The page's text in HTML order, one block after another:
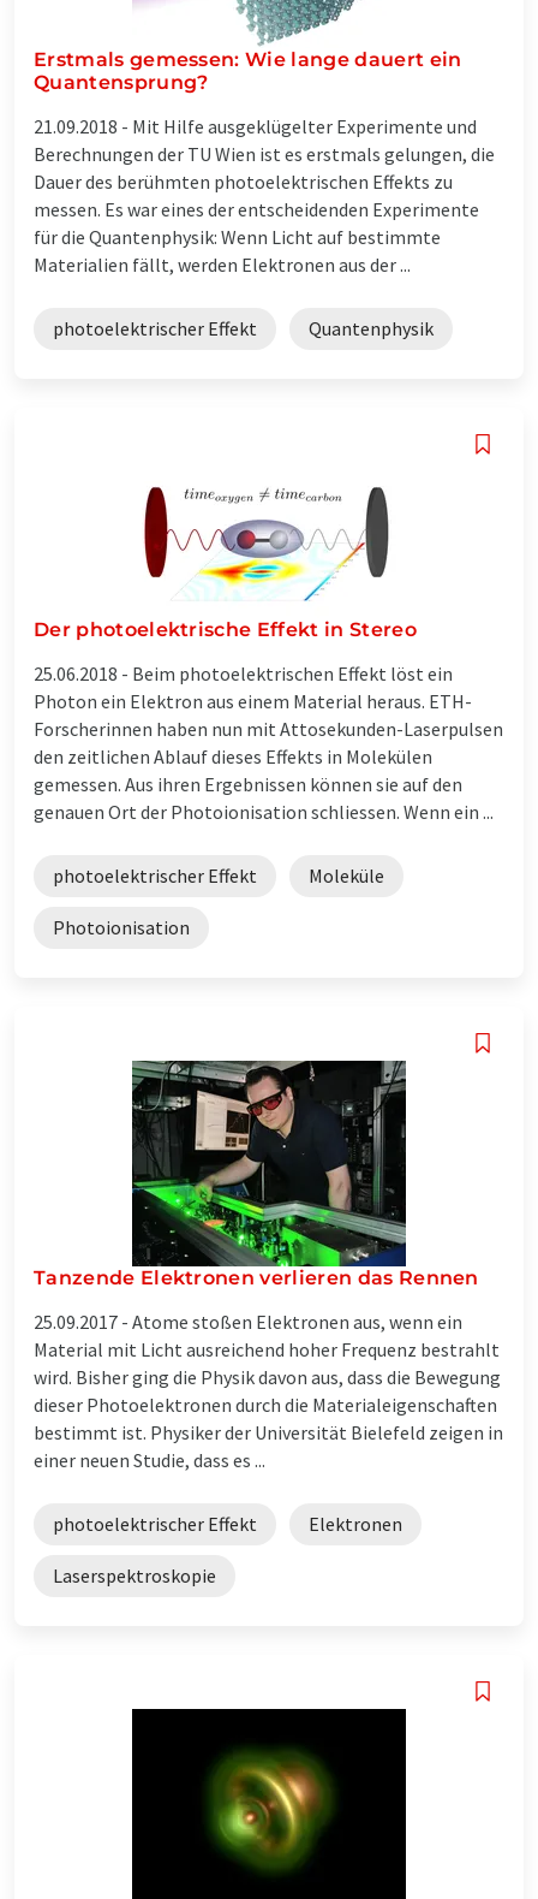
Erstmals gemessen: Wie lange dauert ein
Quantensprung?
21.09.2018 - Mit Hilfe ausgeklügelter Experimente und
Berechnungen der TU Wien ist es erstmals gelungen, die
Dauer des berühmten photoelektrischen Effekts zu
messen. Es war eines der entscheidenden Experimente
für die Quantenphysik: Wenn Licht auf bestimmte
Materialien fällt, werden Elektronen aus der ...
photoelektrischer Effekt Quantenphysik
Der photoelektrische Effekt in Stereo
25.06.2018 - Beim photoelektrischen Effekt löst ein
Photon ein Elektron aus einem Material heraus. ETH-
Forscherinnen haben nun mit Attosekunden-Laserpulsen
den zeitlichen Ablauf dieses Effekts in Molekülen
gemessen. Aus ihren Ergebnissen können sie auf den
genauen Ort der Photoionisation schliessen. Wenn ein ...
photoelektrischer Effekt Moleküle
Photoionisation
Tanzende Elektronen verlieren das Rennen
25.09.2017 - Atome stoßen Elektronen aus, wenn ein
Material mit Licht ausreichend hoher Frequenz bestrahlt
wird. Bisher ging die Physik davon aus, dass die Bewegung
dieser Photoelektronen durch die Materialeigenschaften
bestimmt ist. Physiker der Universität Bielefeld zeigen in
einer neuen Studie, dass es ...
photoelektrischer Effekt Elektronen
Laserspektroskopie